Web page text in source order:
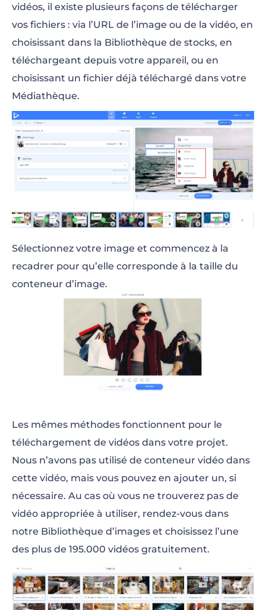
vidéos, il existe plusieurs façons de télécharger
vos fichiers : via l’URL de l’image ou de la vidéo, en
choisissant dans la Bibliothèque de stocks, en
téléchargeant depuis votre appareil, ou en
choisissant un fichier déjà téléchargé dans votre
Médiathèque.
Sélectionnez votre image et commencez à la
recadrer pour qu’elle corresponde à la taille du
conteneur d’image.
Les mêmes méthodes fonctionnent pour le
téléchargement de vidéos dans votre projet.
Nous n’avons pas utilisé de conteneur vidéo dans
cette vidéo, mais vous pouvez en ajouter un, si
nécessaire. Au cas où vous ne trouverez pas de
vidéo appropriée à utiliser, rendez-vous dans
notre Bibliothèque d’images et choisissez l’une
des plus de 195.000 vidéos gratuitement.